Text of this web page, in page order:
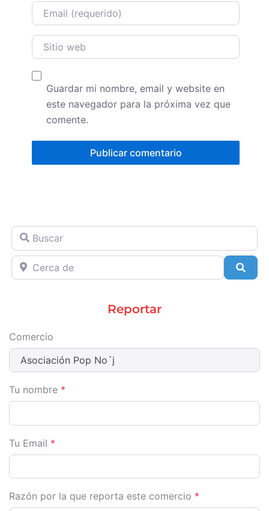
Email
Sitio web
Guardar mi nombre, email y website en
este navegador para la próxima vez que
comente.
Buscar
Cerca de
Reportar
Comercio
Tu nombre *
Tu Email *
Razón por la que reporta este comercio *